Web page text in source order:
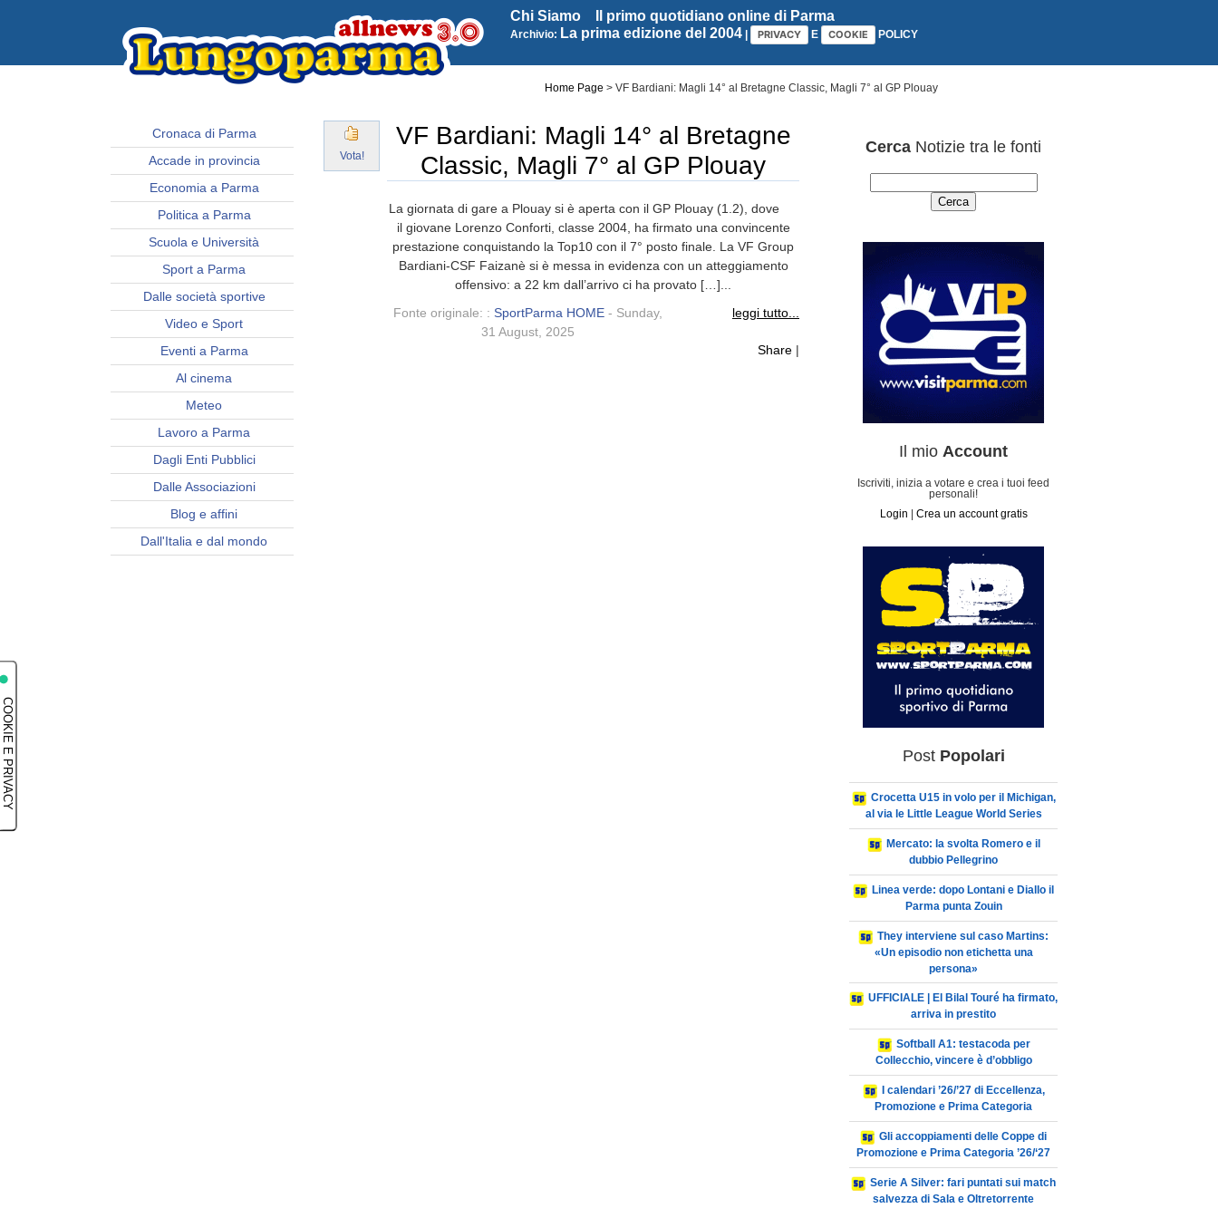
Chi Siamo Il primo quotidiano online di Parma
Archivio: La prima edizione del 2004 | PRIVACY E COOKIE POLICY
Home Page > VF Bardiani: Magli 14° al Bretagne Classic, Magli 7° al GP Plouay
Cronaca di Parma
Accade in provincia
Economia a Parma
Politica a Parma
Scuola e Università
Sport a Parma
Dalle società sportive
Video e Sport
Eventi a Parma
Al cinema
Meteo
Lavoro a Parma
Dagli Enti Pubblici
Dalle Associazioni
Blog e affini
Dall'Italia e dal mondo
Vota!
VF Bardiani: Magli 14° al Bretagne
Classic, Magli 7° al GP Plouay
La giornata di gare a Plouay si è aperta con il GP Plouay (1.2), dove
il giovane Lorenzo Conforti, classe 2004, ha firmato una convincente
prestazione conquistando la Top10 con il 7° posto finale. La VF Group
Bardiani-CSF Faizanè si è messa in evidenza con un atteggiamento
offensivo: a 22 km dall’arrivo ci ha provato […]...
leggi tutto...
Share |
Fonte originale: : SportParma HOME - Sunday,
31 August, 2025
Cerca Notizie tra le fonti
Il mio Account
Iscriviti, inizia a votare e crea i tuoi feed
personali!
Login
Crea un account gratis
Post Popolari
Crocetta U15 in volo per il Michigan,
al via le Little League World Series
Mercato: la svolta Romero e il
dubbio Pellegrino
Linea verde: dopo Lontani e Diallo il
Parma punta Zouin
They interviene sul caso Martins:
«Un episodio non etichetta una
persona»
UFFICIALE | El Bilal Touré ha firmato,
arriva in prestito
Softball A1: testacoda per
Collecchio, vincere è d’obbligo
I calendari ’26/’27 di Eccellenza,
Promozione e Prima Categoria
Gli accoppiamenti delle Coppe di
Promozione e Prima Categoria ’26/‘27
Serie A Silver: fari puntati sui match
salvezza di Sala e Oltretorrente